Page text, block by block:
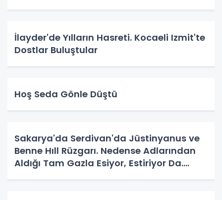
İlayder'de Yılların Hasreti. Kocaeli Izmit'te
Dostlar Buluştular
Hoş Seda Gönle Düştü
Sakarya'da Serdivan'da Jüstinyanus ve
Benne Hıll Rüzgarı. Nedense Adlarından
Aldığı Tam Gazla Esiyor, Estiriyor Da.